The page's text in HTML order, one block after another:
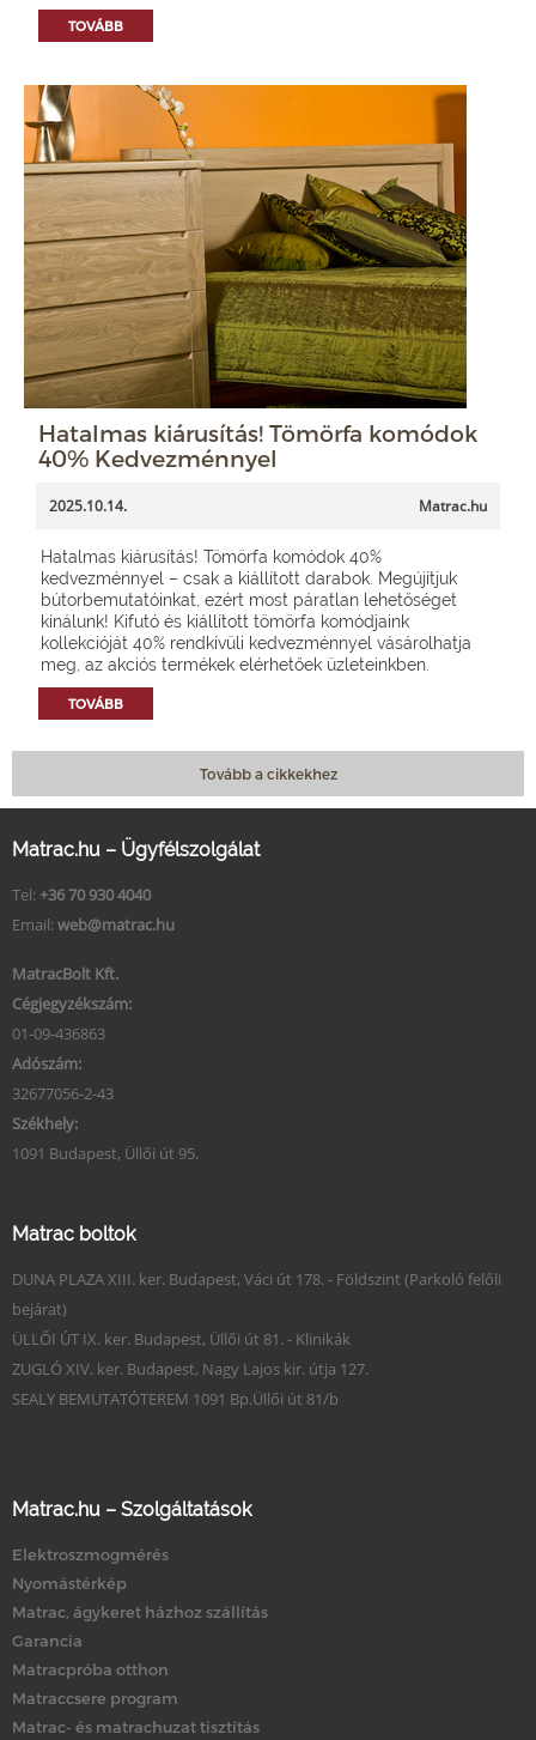
TOVÁBB
Hatalmas kiárusítás! Tömörfa komódok
40% Kedvezménnyel
2025.10.14. Matrac.hu
Hatalmas kiárusítás! Tömörfa komódok 40%
kedvezménnyel – csak a kiállított darabok. Megújítjuk
bútorbemutatóinkat, ezért most páratlan lehetőséget
kínálunk! Kifutó és kiállított tömörfa komódjaink
kollekcióját 40% rendkívüli kedvezménnyel vásárolhatja
meg, az akciós termékek elérhetőek üzleteinkben.
TOVÁBB
Tovább a cikkekhez
Matrac.hu – Ügyfélszolgálat
Tel: +36 70 930 4040
Email: web@matrac.hu
MatracBolt Kft.
Cégjegyzékszám:
01-09-436863
Adószám:
32677056-2-43
Székhely:
1091 Budapest, Üllői út 95.
Matrac boltok
DUNA PLAZA XIII. ker. Budapest, Váci út 178. - Földszint (Parkoló felőli
bejárat)
ÜLLŐI ÚT IX. ker. Budapest, Üllői út 81. - Klinikák
ZUGLÓ XIV. ker. Budapest, Nagy Lajos kir. útja 127.
SEALY BEMUTATÓTEREM 1091 Bp.Üllői út 81/b
Matrac.hu – Szolgáltatások
Elektroszmogmérés
Nyomástérkép
Matrac, ágykeret házhoz szállítás
Garancia
Matracpróba otthon
Matraccsere program
Matrac- és matrachuzat tisztítás